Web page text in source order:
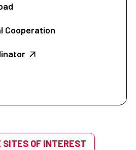
Cooperation
SITES OF INTEREST